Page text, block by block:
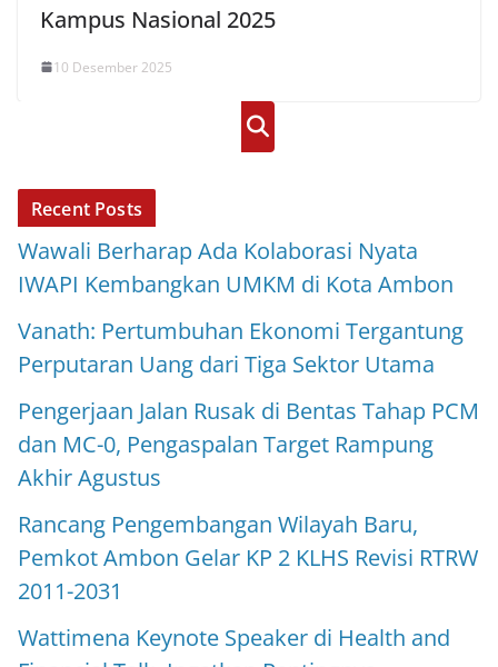
Kampus Nasional 2025
10 Desember 2025
Cari
Recent Posts
Wawali Berharap Ada Kolaborasi Nyata
IWAPI Kembangkan UMKM di Kota Ambon
Vanath: Pertumbuhan Ekonomi Tergantung
Perputaran Uang dari Tiga Sektor Utama
Pengerjaan Jalan Rusak di Bentas Tahap PCM
dan MC-0, Pengaspalan Target Rampung
Akhir Agustus
Rancang Pengembangan Wilayah Baru,
Pemkot Ambon Gelar KP 2 KLHS Revisi RTRW
2011-2031
Wattimena Keynote Speaker di Health and